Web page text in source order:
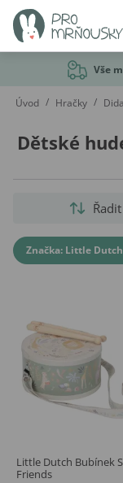
Vše
Úvod / Hračky /
Dětské
Řadit
Značka: Little Dutch
Little Dutch Bubínek
Friends